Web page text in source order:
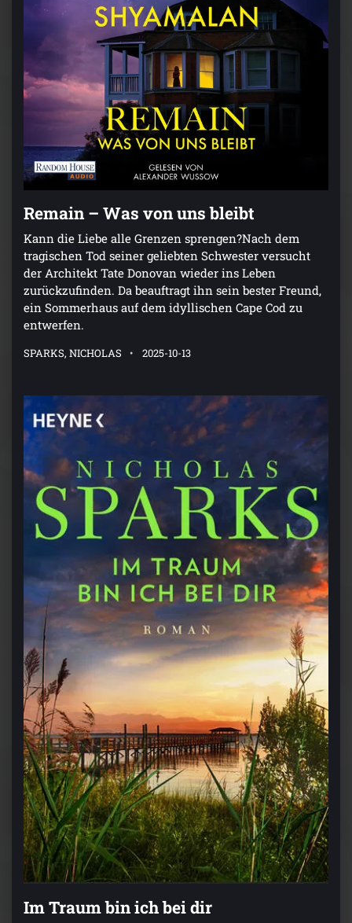
Remain – Was von uns bleibt
Kann die Liebe alle Grenzen sprengen?Nach dem
tragischen Tod seiner geliebten Schwester versucht
der Architekt Tate Donovan wieder ins Leben
zurückzufinden. Da beauftragt ihn sein bester Freund,
ein Sommerhaus auf dem idyllischen Cape Cod zu
entwerfen.
SPARKS, NICHOLAS 2025-10-13
Im Traum bin ich bei dir